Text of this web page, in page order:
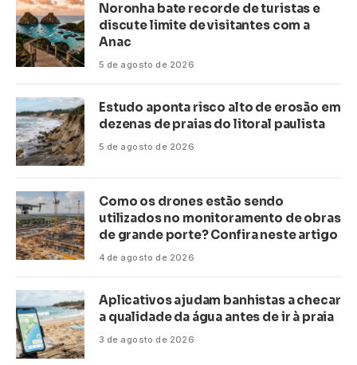
Noronha bate recorde de turistas e
discute limite de visitantes com a
Anac
5 de agosto de 2026
Estudo aponta risco alto de erosão em
dezenas de praias do litoral paulista
5 de agosto de 2026
Como os drones estão sendo
utilizados no monitoramento de obras
de grande porte? Confira neste artigo
4 de agosto de 2026
Aplicativos ajudam banhistas a checar
a qualidade da água antes de ir à praia
3 de agosto de 2026